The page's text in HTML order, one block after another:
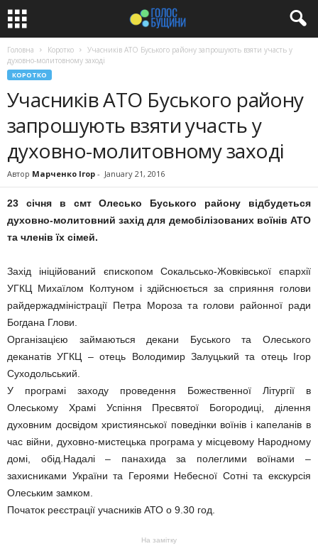
Головна Коротко
Учасників АТО Буського району запрошують взяти участь у
духовно-молитовному заході
КОРОТКО
Учасників АТО Буського району
запрошують взяти участь у
духовно-молитовному заході
Автор Марченко Ігор - January 21, 2016
23 січня в смт Олесько Буського району відбудеться
духовно-молитовний захід для демобілізованих воїнів АТО
та членів їх сімей.
Захід ініційований єпископом Сокальсько-Жовківської єпархії
УГКЦ Михаїлом Колтуном і здійснюється за сприяння голови
райдержадміністрації Петра Мороза та голови районної ради
Богдана Глови.
Організацією займаються декани Буського та Олеського
деканатів УГКЦ – отець Володимир Залуцький та отець Ігор
Суходольський.
У програмі заходу проведення Божественної Літургії в
Олеському Храмі Успіння Пресвятої Богородиці, ділення
духовним досвідом християнської поведінки воїнів і капеланів в
час війни, духовно-мистецька програма у місцевому Народному
домі, обід.Надалі – панахида за полеглими воїнами –
захисниками України та Героями Небесної Сотні та екскурсія
Олеським замком.
Початок реєстрації учасників АТО о 9.30 год.
На замітку